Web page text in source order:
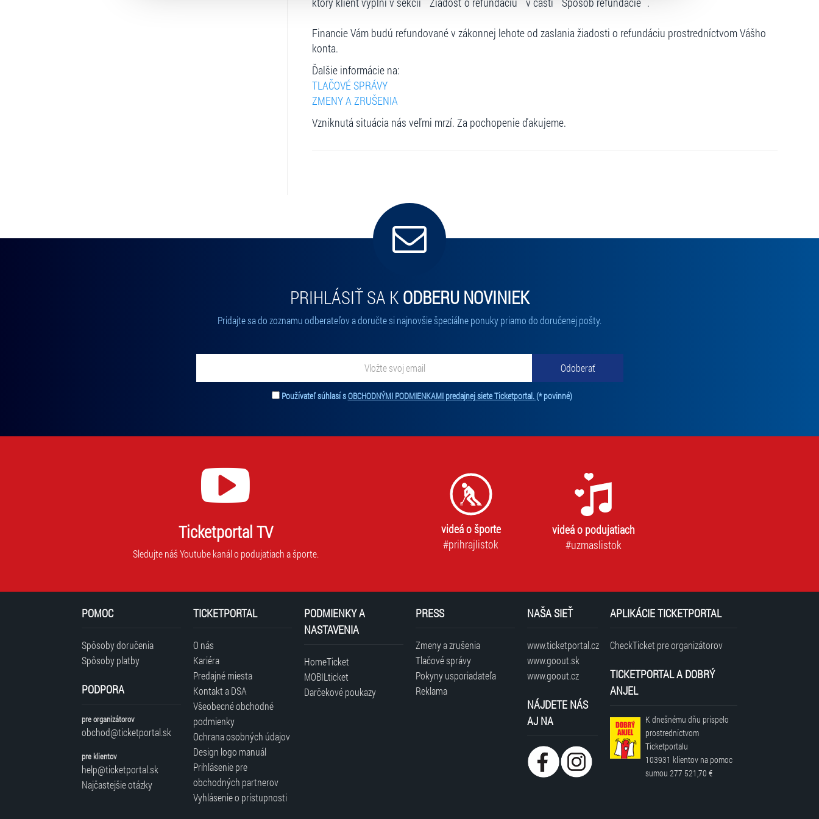
Financie Vám budú refundované v zákonnej lehote od zaslania žiadosti o refundáciu prostredníctvom Vášho
konta.
Ďalšie informácie na:
TLAČOVÉ SPRÁVY
ZMENY A ZRUŠENIA
Vzniknutá situácia nás veľmi mrzí. Za pochopenie ďakujeme.
PRIHLÁSIŤ SA K ODBERU NOVINIEK
Pridajte sa do zoznamu odberateľov a doručte si najnovšie špeciálne ponuky priamo do doručenej pošty.
Odoberať
Zadajte svoju e-mailovú adresu, na ktorú vám budeme zasielať novinky. Vaša adresa nebude zdieľaná s tretími stranami.
Používateľ súhlasí sOBCHODNÝMI PODMIENKAMI predajnej siete Ticketportal. (* povinné)Tento súhlas je povinný na odber newslettra. Bez súhlasu nie je možné vás
Ticketportal TV
Sledujte náš Youtube kanál o podujatiach a športe.
videá o športe
#prihrajlistok
videá o podujatiach
#uzmaslistok
POMOC
Spôsoby doručenia
Spôsoby platby
PODPORA
pre organizátorov
obchod@ticketportal.sk
pre klientov
help@ticketportal.sk
Najčastejšie otázky
TICKETPORTAL
O nás
Kariéra
Predajné miesta
Kontakt a DSA
Všeobecné obchodné
podmienky
Ochrana osobných údajov
Design logo manuál
Prihlásenie pre
obchodných partnerov
Vyhlásenie o prístupnosti
PODMIENKY A
NASTAVENIA
HomeTicket
MOBILticket
Darčekové poukazy
PRESS
Zmeny a zrušenia
Tlačové správy
Pokyny usporiadateľa
Reklama
NAŠA SIEŤ
www.ticketportal.cz
www.goout.sk
www.goout.cz
NÁJDETE NÁS
AJ NA
APLIKÁCIE TICKETPORTAL
CheckTicket pre organizátorov
TICKETPORTAL A DOBRÝ
ANJEL
K dnešnému dňu prispelo
prostredníctvom
Ticketportalu
103931 klientov na pomoc
sumou277 521,70 €